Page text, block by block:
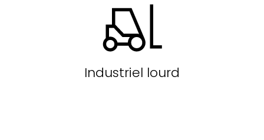
Industriel lourd